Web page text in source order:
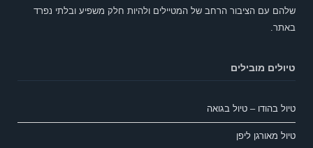
שלהם עם הציבור הרחב של המטיילים ולהיות חלק משפיע ובלתי נפרד
באתר.
טיולים מובילים
טיול בהודו – טיול בגואה
טיול מאורגן ליפן